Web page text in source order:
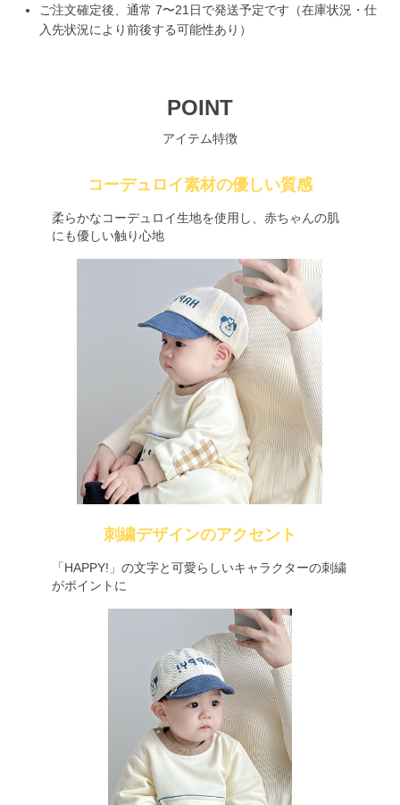
ご注文確定後、通常 7〜21日で発送予定です（在庫状況・仕
入先状況により前後する可能性あり）
POINT
アイテム特徴
コーデュロイ素材の優しい質感
柔らかなコーデュロイ生地を使用し、赤ちゃんの肌
にも優しい触り心地
刺繍デザインのアクセント
「HAPPY!」の文字と可愛らしいキャラクターの刺繍
がポイントに